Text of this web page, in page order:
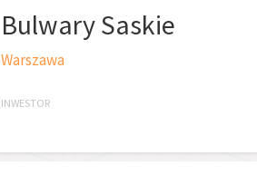
Bulwary Saskie
Warszawa
INWESTOR